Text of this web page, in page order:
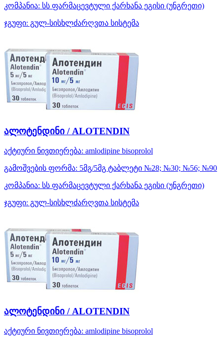
კომპანია: სს ფარმაცევტული ქარხანა ეგისი (უნგრეთი)
ჯგუფი: გულ-სისხლძარღვთა სისტემა
ალოტენდინი / ALOTENDIN
აქტიური ნივთიერება: amlodipine bisoprolol
გამოშვების ფორმა: 5მგ/5მგ ტაბლეტი №28; №30; №56; №90
კომპანია: სს ფარმაცევტული ქარხანა ეგისი (უნგრეთი)
ჯგუფი: გულ-სისხლძარღვთა სისტემა
ალოტენდინი / ALOTENDIN
აქტიური ნივთიერება: amlodipine bisoprolol